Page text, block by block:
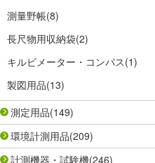
測量野帳(8)
長尺物用収納袋(2)
キルビメーター・コンパス(1)
製図用品(13)
測定用品(149)
環境計測用品(209)
計測機器・試験機(246)